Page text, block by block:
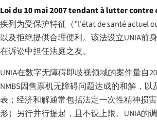
Loi du 10 mai 2007 tendant à lutter
疾列为受保护特征（"l'état de santé actuel
以及拒绝提供合理便利。该法设立UNIA前
在诉讼中担任法庭之友。
UNIA在数字无障碍即歧视领域的案件量自
NMBS因售票机无障碍问题达成的和解，
表；经济和解通常包括法定一次性精神损
形）另行并行提起，且不设上限。UNIA的